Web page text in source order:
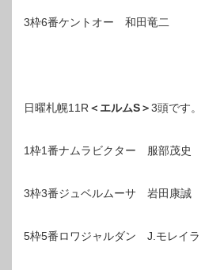
3枠6番ケントオー 和田竜二
日曜札幌11R＜エルムS＞3頭です。
1枠1番ナムラビクター 服部茂史
3枠3番ジュベルムーサ 岩田康誠
5枠5番ロワジャルダン J.モレイラ